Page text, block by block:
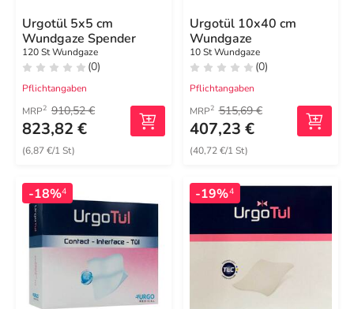
Urgotül 5x5 cm
Wundgaze Spender
120 St Wundgaze
(0)
Pflichtangaben
MRP2 910,52 €
823,82 €
(6,87 €/1 St)
Urgotül 10x40 cm
Wundgaze
10 St Wundgaze
(0)
Pflichtangaben
MRP2 515,69 €
407,23 €
(40,72 €/1 St)
-18%4 -19%4